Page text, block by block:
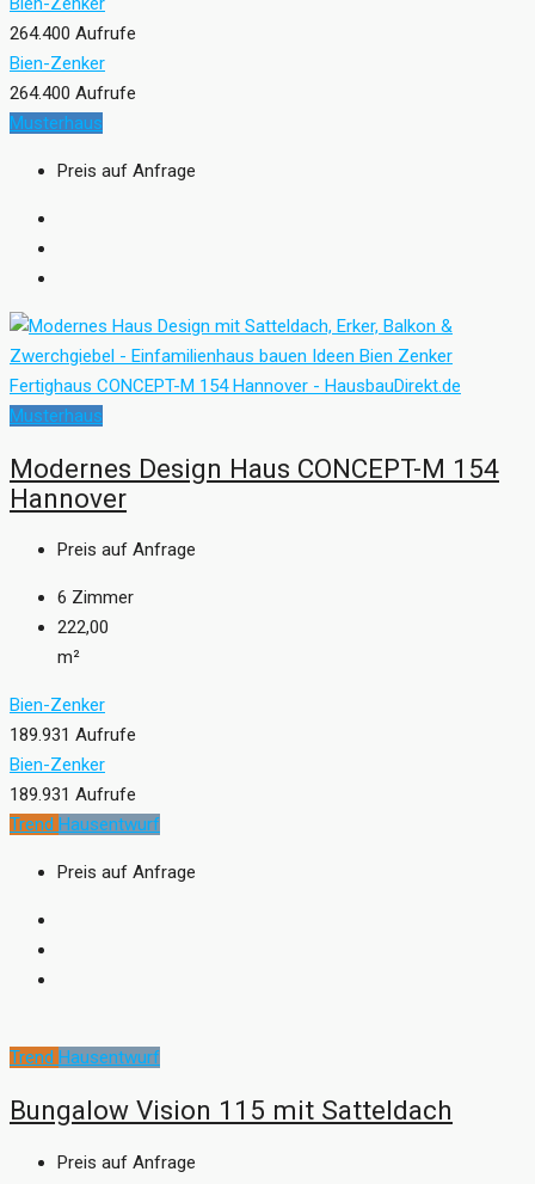
264.400 Aufrufe
Bien-Zenker
264.400 Aufrufe
Musterhaus
Preis auf Anfrage
Musterhaus
Modernes Design Haus CONCEPT-M 154
Hannover
Preis auf Anfrage
6 Zimmer
222,00
m²
Bien-Zenker
189.931 Aufrufe
Bien-Zenker
189.931 Aufrufe
Trend Hausentwurf
Preis auf Anfrage
Trend Hausentwurf
Bungalow Vision 115 mit Satteldach
Preis auf Anfrage